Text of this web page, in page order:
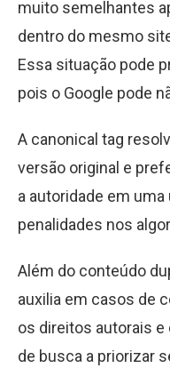
muito semelhantes
dentro do mesmo
Essa situação pode
pois o Google pode
A canonical tag
versão original e
a autoridade em uma
penalidades nos
Além do conteúdo
auxilia em casos de
os direitos autorais
de busca a priorizar